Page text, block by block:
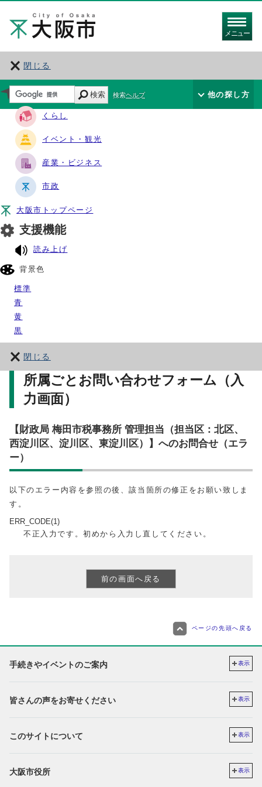
メニュー
閉じる
サイト・ナビ
くらし
イベント・観光
産業・ビジネス
市政
大阪市トップページ
支援機能
読み上げ
背景色
標準
青
黄
黒
閉じる
検索 検索ヘルプ 他の探し方
所属ごとお問い合わせフォーム（入
力画面）
【財政局 梅田市税事務所 管理担当（担当区：北区、
西淀川区、淀川区、東淀川区）】へのお問合せ（エラ
ー）
以下のエラー内容を参照の後、該当箇所の修正をお願い致しま
す。
ERR_CODE(1)
不正入力です。初めから入力し直してください。
ページの先頭へ戻る
手続きやイベントのご案内 表示
皆さんの声をお寄せください 表示
このサイトについて 表示
大阪市役所 表示